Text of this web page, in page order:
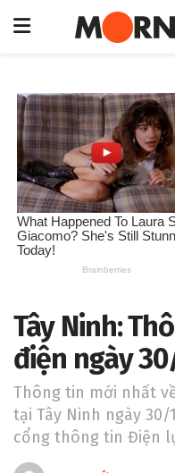
Tây Ninh:
điện ngày
Thông tin mới nhất
tại Tây Ninh ngày
cổng thông tin Điện